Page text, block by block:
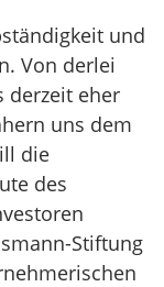
und
Von derlei
derzeit eher
uns dem
die
des
Stiftung